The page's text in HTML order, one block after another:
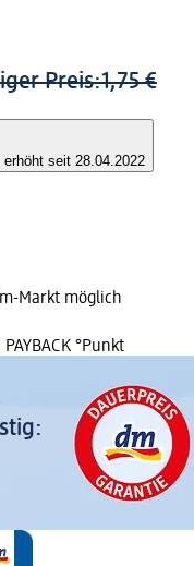
Preis:1,75 €
erhöht seit 28.04.2022
Markt möglich
°Punkt